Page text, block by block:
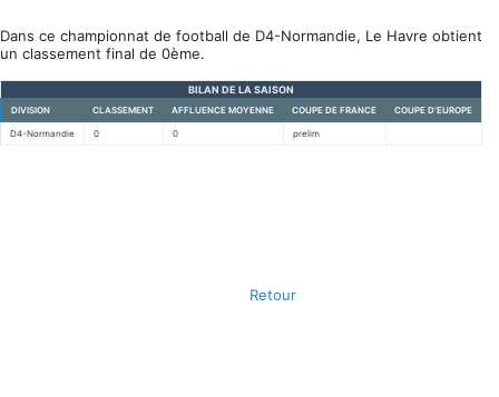
Dans ce championnat de football de D4-Normandie, Le Havre obtient
un classement final de 0ème.
BILAN DE LA SAISON
DIVISION CLASSEMENT AFFLUENCE MOYENNE COUPE DE FRANCE COUPE D'EUROPE
D4-Normandie 0 0 prelim
Retour